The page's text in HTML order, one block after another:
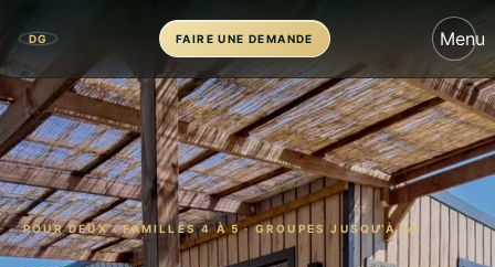
DG FAIRE UNE DEMANDE Menu
POUR DEUX · FAMILLES 4 À 5 · GROUPES JUSQU’À 14